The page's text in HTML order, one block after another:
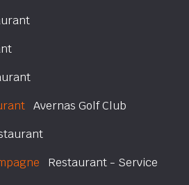
Avernas Golf Club
Restaurant - Service